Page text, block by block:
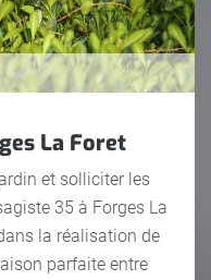
La Foret
et solliciter les
35 à Forges La
la réalisation de
parfaite entre